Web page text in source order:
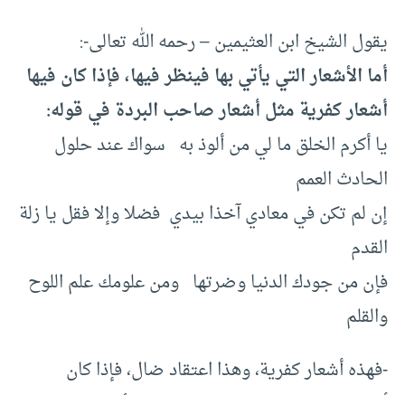
يقول الشيخ ابن العثيمين – رحمه الله تعالى-:
أما الأشعار التي يأتي بها فينظر فيها، فإذا كان فيها
أشعار كفرية مثل أشعار صاحب البردة في قوله:
يا أكرم الخلق ما لي من ألوذ به سواك عند حلول
الحادث العمم
إن لم تكن في معادي آخذا بيدي فضلا وإلا فقل يا زلة
القدم
فإن من جودك الدنيا وضرتها ومن علومك علم اللوح
والقلم
-فهذه أشعار كفرية، وهذا اعتقاد ضال، فإذا كان